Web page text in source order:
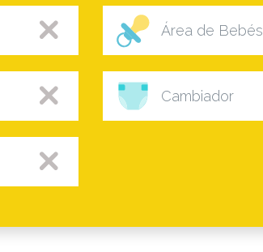
Área de Bebés
Cambiador